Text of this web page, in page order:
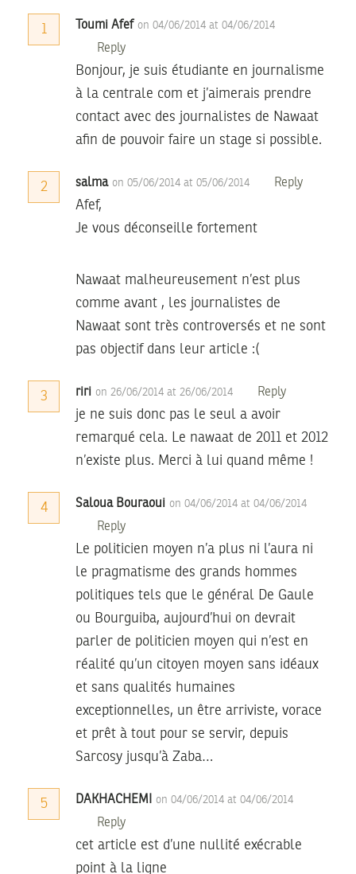
1 Toumi Afef on 04/06/2014 at 04/06/2014
Reply
Bonjour, je suis étudiante en journalisme
à la centrale com et j’aimerais prendre
contact avec des journalistes de Nawaat
afin de pouvoir faire un stage si possible.
2 salma on 05/06/2014 at 05/06/2014 Reply
Afef,
Je vous déconseille fortement
Nawaat malheureusement n’est plus
comme avant , les journalistes de
Nawaat sont très controversés et ne sont
pas objectif dans leur article :(
3 riri on 26/06/2014 at 26/06/2014 Reply
je ne suis donc pas le seul a avoir
remarqué cela. Le nawaat de 2011 et 2012
n’existe plus. Merci à lui quand même !
4 Saloua Bouraoui on 04/06/2014 at 04/06/2014
Reply
Le politicien moyen n’a plus ni l’aura ni
le pragmatisme des grands hommes
politiques tels que le général De Gaule
ou Bourguiba, aujourd’hui on devrait
parler de politicien moyen qui n’est en
réalité qu’un citoyen moyen sans idéaux
et sans qualités humaines
exceptionnelles, un être arriviste, vorace
et prêt à tout pour se servir, depuis
Sarcosy jusqu’à Zaba…
5 DAKHACHEMI on 04/06/2014 at 04/06/2014
Reply
cet article est d’une nullité exécrable
point à la ligne